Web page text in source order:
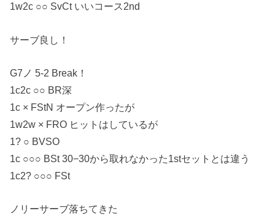
1w2c ○○ SvCt いいコース2nd
サーブ良し！
G7ノ 5-2 Break！
1c2c ○○ BR深
1c × FStN オープン作ったが
1w2w × FRO ヒットはしているが
1? ○ BVSO
1c ○○○ BSt 30−30から取れなかった1stセットとは違う
1c2? ○○○ FSt
ノリーサーブ落ちてきた